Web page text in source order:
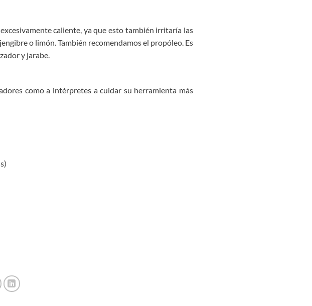
caliente, ya que esto también irritaría las
o limón. También recomendamos el propóleo. Es
y jarabe.
como a intérpretes a cuidar su herramienta más